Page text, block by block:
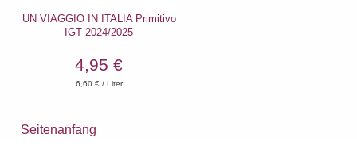
UN VIAGGIO IN ITALIA Primitivo
IGT 2024/2025
4,95 €
6,60€ / Liter
Seitenanfang